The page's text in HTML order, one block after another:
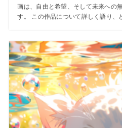
画は、自由と希望、そして未来への
す。 この作品について詳しく語り、